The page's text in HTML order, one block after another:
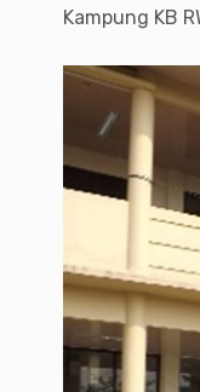
Kampung KB